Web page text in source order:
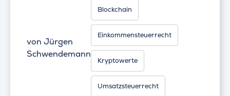
von Jürgen
Schwendemann
Blockchain
Einkommensteuerrecht
Kryptowerte
Umsatzsteuerrecht